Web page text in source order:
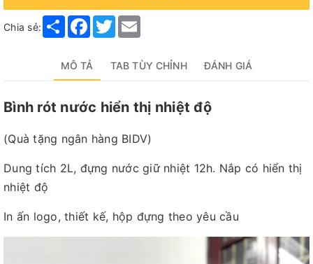
Chia sẻ: Share Facebook
Twitter
MÔ TẢ TAB TÙY CHỈNH ĐÁNH GIÁ
Bình rót nước hiển thị nhiệt độ
(Quà tặng ngân hàng BIDV)
Dung tích 2L, đựng nước giữ nhiệt 12h. Nắp có hiển thị
nhiệt độ
In ấn logo, thiết kế, hộp đựng theo yêu cầu